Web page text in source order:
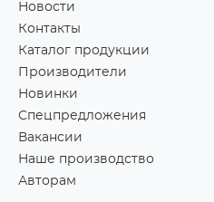
Новости
Контакты
Каталог продукции
Производители
Новинки
Спецпредложения
Вакансии
Наше производство
Авторам